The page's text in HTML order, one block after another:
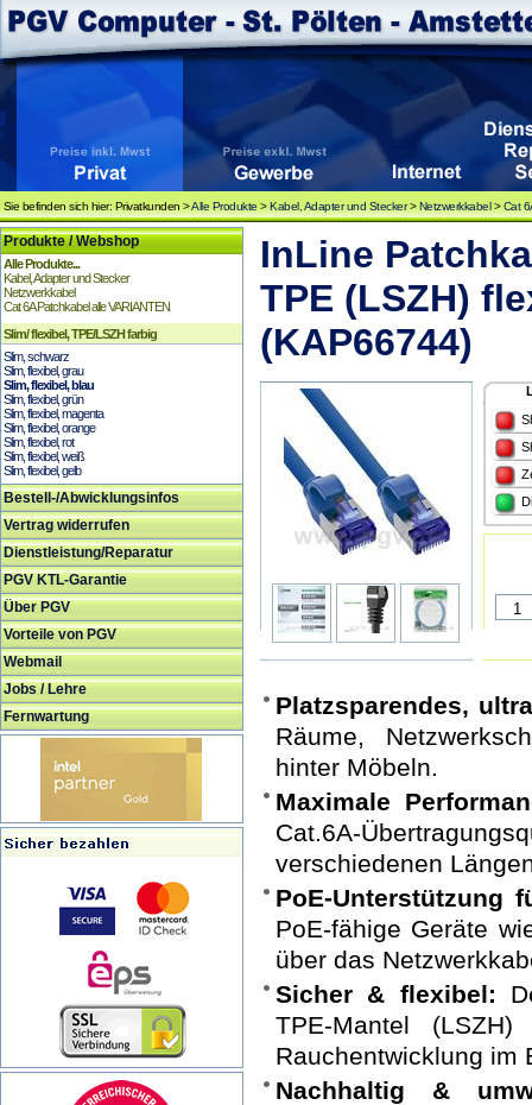
Sie befinden sich hier: Privatkunden >Alle Produkte >Kabel, Adapter und Stecker>Netzwerkkabel>Cat
Produkte / Webshop
Alle Produkte...
Kabel, Adapter und Stecker
Netzwerkkabel
Cat 6A Patchkabel alle VARIANTEN
Slim/ flexibel, TPE/LSZH farbig
Slim, schwarz
Slim, flexibel, grau
Slim, flexibel, blau
Slim, flexibel, grün
Slim, flexibel, magenta
Slim, flexibel, orange
Slim, flexibel, rot
Slim, flexibel, weiß
Slim, flexibel, gelb
Bestell-/Abwicklungsinfos
Vertrag widerrufen
Dienstleistung/Reparatur
PGV KTL-Garantie
Über PGV
Vorteile von PGV
Webmail
Jobs / Lehre
Fernwartung
InLine
TPE (LSZH)
(KAP66744)
Platzsparendes,
Räume,
hinter Möbeln.
Maximale
Cat.6A-
verschiedenen
PoE-Unterstützung
PoE-fähige Geräte
über das
Sicher & flexibel:
TPE-Mantel
Rauchentwicklung im
Nachhaltig &